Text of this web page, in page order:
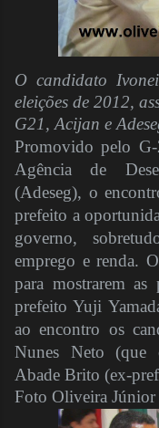
O candidato
eleições de 2012,
G21, Acijan e
Promovido pelo
Agência de
(Adeseg), o
prefeito a
governo,
emprego e renda.
para mostrarem
prefeito Yuji
ao encontro os
Nunes Neto (que
Abade Brito (ex-
Foto Oliveira Júnior